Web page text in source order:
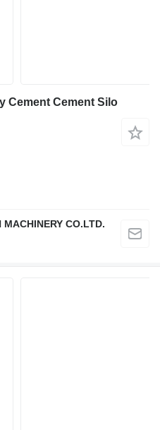
Cement Cement Silo
CO.LTD.